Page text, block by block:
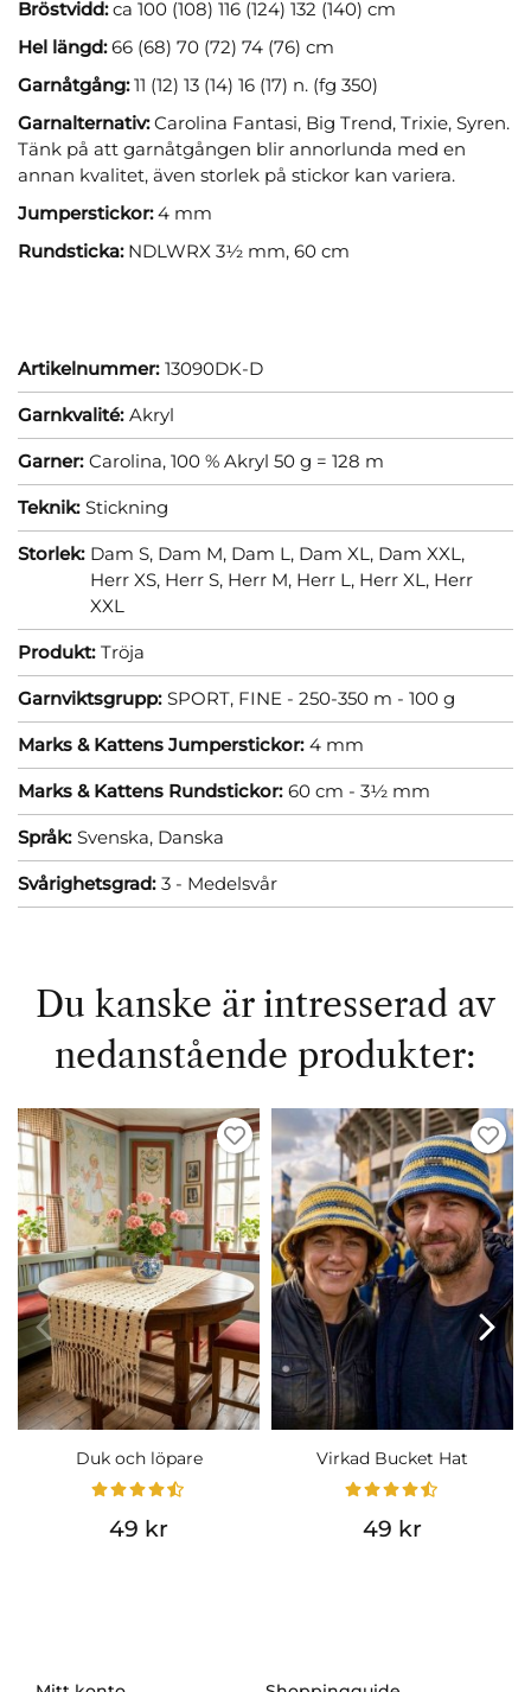
Bröstvidd:ca 100 (108) 116 (124) 132 (140) cm
Hel längd:66 (68) 70 (72) 74 (76) cm
Garnåtgång:11 (12) 13 (14) 16 (17) n. (fg 350)
Garnalternativ:Carolina Fantasi, Big Trend, Trixie, Syren.
Tänk på att garnåtgången blir annorlunda med en
annan kvalitet, även storlek på stickor kan variera.
Jumperstickor:4 mm
Rundsticka:NDLWRX 3½ mm, 60 cm
Artikelnummer: 13090DK-D
Garnkvalité: Akryl
Garner: Carolina, 100 % Akryl 50 g = 128 m
Teknik: Stickning
Storlek: Dam S, Dam M, Dam L, Dam XL, Dam XXL,
Herr XS, Herr S, Herr M, Herr L, Herr XL, Herr
XXL
Produkt: Tröja
Garnviktsgrupp: SPORT, FINE - 250-350 m - 100 g
Marks & Kattens Jumperstickor: 4 mm
Marks & Kattens Rundstickor: 60 cm - 3½ mm
Språk: Svenska, Danska
Svårighetsgrad: 3 - Medelsvår
Du kanske är intresserad av
nedanstående produkter:
Duk och löpare
49 kr
Virkad Bucket Hat
49 kr